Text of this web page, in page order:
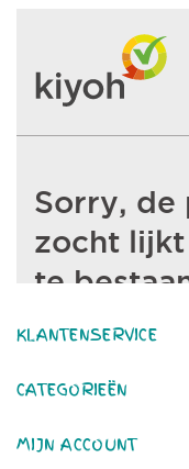
KLANTENSERVICE
CATEGORIEËN
MIJN ACCOUNT